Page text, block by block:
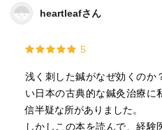
heartleafさん
5
浅く刺した鍼がなぜ効くのか
い日本の古典的な鍼灸治療に
信半疑な所がありました。
しかしこの本を読んで、経験